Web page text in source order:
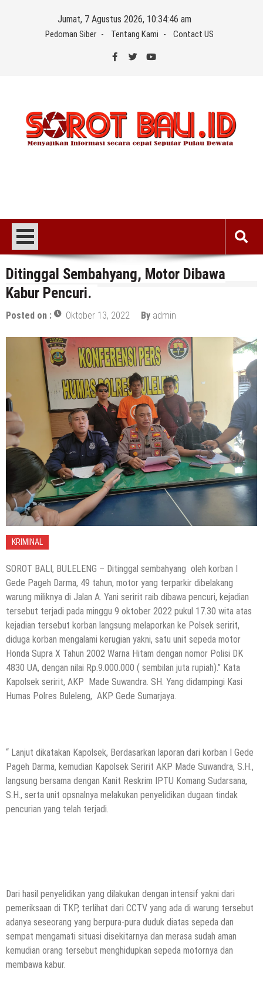
Jumat, 7 Agustus 2026, 10:34:46 am
Pedoman Siber Tentang Kami Contact US
Ditinggal Sembahyang, Motor Dibawa
Kabur Pencuri.
Posted on : Oktober 13, 2022 By admin
KRIMINAL
SOROT BALI, BULELENG – Ditinggal sembahyang oleh korban I
Gede Pageh Darma, 49 tahun, motor yang terparkir dibelakang
warung miliknya di Jalan A. Yani seririt raib dibawa pencuri, kejadian
tersebut terjadi pada minggu 9 oktober 2022 pukul 17.30 wita atas
kejadian tersebut korban langsung melaporkan ke Polsek seririt,
diduga korban mengalami kerugian yakni, satu unit sepeda motor
Honda Supra X Tahun 2002 Warna Hitam dengan nomor Polisi DK
4830 UA, dengan nilai Rp.9.000.000 ( sembilan juta rupiah).” Kata
Kapolsek seririt, AKP Made Suwandra. SH. Yang didampingi Kasi
Humas Polres Buleleng, AKP Gede Sumarjaya.
“ Lanjut dikatakan Kapolsek, Berdasarkan laporan dari korban I Gede
Pageh Darma, kemudian Kapolsek Seririt AKP Made Suwandra, S.H.,
langsung bersama dengan Kanit Reskrim IPTU Komang Sudarsana,
S.H., serta unit opsnalnya melakukan penyelidikan dugaan tindak
pencurian yang telah terjadi.
Dari hasil penyelidikan yang dilakukan dengan intensif yakni dari
pemeriksaan di TKP, terlihat dari CCTV yang ada di warung tersebut
adanya seseorang yang berpura-pura duduk diatas sepeda dan
sempat mengamati situasi disekitarnya dan merasa sudah aman
kemudian orang tersebut menghidupkan sepeda motornya dan
membawa kabur.